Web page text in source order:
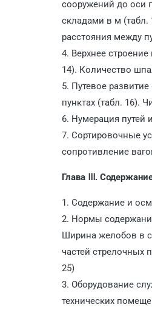
сооружений до оси
складами в м
расстояния между
4. Верхнее
14). Количество
5. Путевое
пунктах (табл. 16).
6. Нумерация путей
7. Сортировочные
сопротивление
Глава Ⅲ.
1. Содержание и
2. Нормы
Ширина желобов в
частей стрелочных
25)
3. Оборудование
технических